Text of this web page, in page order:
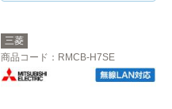
三菱
商品コード ：RMCB-H7SE